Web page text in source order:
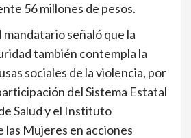
56 millones de pesos.
señaló que la
también contempla la
sociales de la violencia, por
del Sistema Estatal
Salud y el Instituto
las Mujeres en acciones